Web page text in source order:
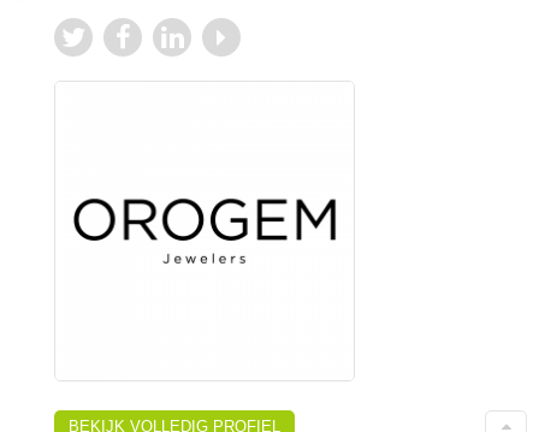
BEKIJK VOLLEDIG PROFIEL